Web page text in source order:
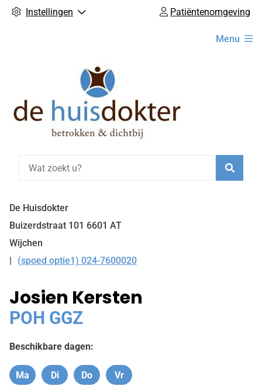
Instellingen Patiëntenomgeving
Menu
De Huisdokter
Buizerdstraat 101 6601 AT
Wijchen
Tel:
(spoed optie1) 024-7600020
Josien Kersten
POH GGZ
Beschikbare dagen:
Maandag
Ma Dinsdag
Di Donderdag
Do Vrijdag
Vr